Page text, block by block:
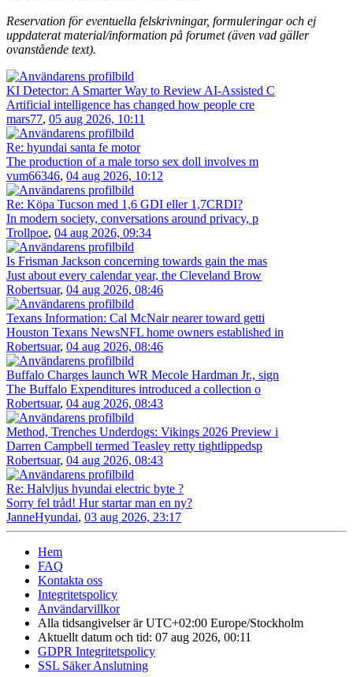
Reservation för eventuella felskrivningar, formuleringar och ej
uppdaterat material/information på forumet (även vad gäller
ovanstående text).
KI Detector: A Smarter Way to Review AI-Assisted C
Artificial intelligence has changed how people cre
mars77, 05 aug 2026, 10:11
Re: hyundai santa fe motor
The production of a male torso sex doll involves m
vum66346, 04 aug 2026, 10:12
Re: Köpa Tucson med 1,6 GDI eller 1,7CRDI?
In modern society, conversations around privacy, p
Trollpoe, 04 aug 2026, 09:34
Is Frisman Jackson concerning towards gain the mas
Just about every calendar year, the Cleveland Brow
Robertsuar, 04 aug 2026, 08:46
Texans Information: Cal McNair nearer toward getti
Houston Texans NewsNFL home owners established in
Robertsuar, 04 aug 2026, 08:46
Buffalo Charges launch WR Mecole Hardman Jr., sign
The Buffalo Expenditures introduced a collection o
Robertsuar, 04 aug 2026, 08:43
Method, Trenches Underdogs: Vikings 2026 Preview i
Darren Campbell termed Teasley retty tightlippedsp
Robertsuar, 04 aug 2026, 08:43
Re: Halvljus hyundai electric byte ?
Sorry fel tråd! Hur startar man en ny?
JanneHyundai, 03 aug 2026, 23:17
Hem
FAQ
Kontakta oss
Integritetspolicy
Användarvillkor
Alla tidsangivelser är UTC+02:00 Europe/Stockholm
Aktuellt datum och tid: 07 aug 2026, 00:11
GDPR Integritetspolicy
SSL Säker Anslutning